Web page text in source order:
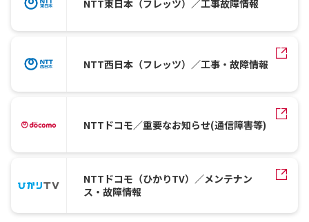
NTT東日本（フレッツ）／工事故障情報
NTT西日本（フレッツ）／工事・故障情報
NTTドコモ／重要なお知らせ(通信障害等)
NTTドコモ（ひかりTV）／メンテナン
ス・故障情報